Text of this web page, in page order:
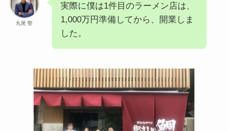
丸尾 聖
実際に僕は1件目のラーメン店は、
1,000万円準備してから、開業しま
した。